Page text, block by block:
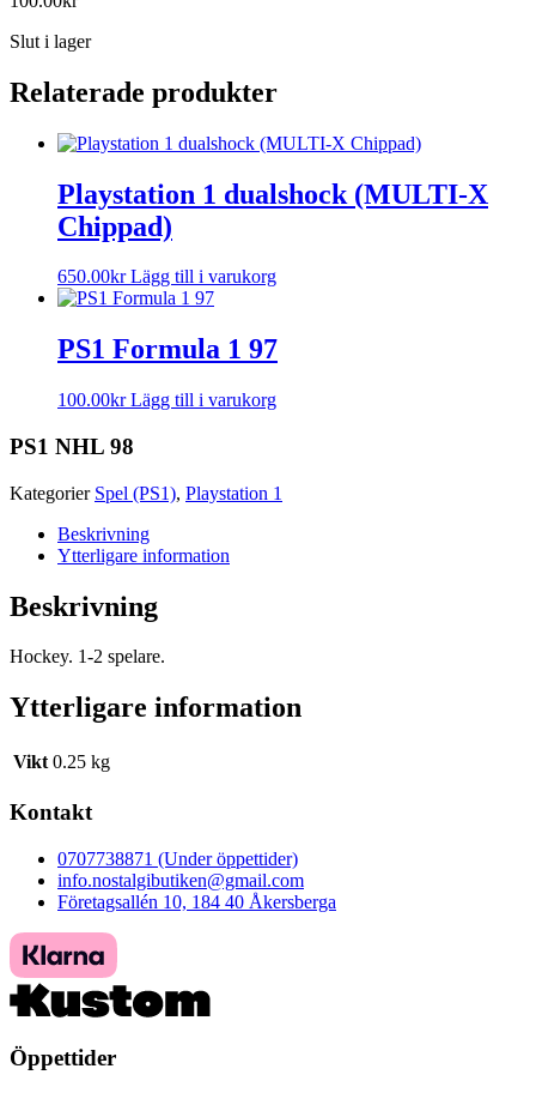
Slut i lager
Relaterade produkter
Playstation 1 dualshock (MULTI-X
Chippad)
650.00kr Lägg till i varukorg
PS1 Formula 1 97
100.00kr Lägg till i varukorg
PS1 NHL 98
Kategorier Spel (PS1), Playstation 1
Beskrivning
Ytterligare information
Beskrivning
Hockey. 1-2 spelare.
Ytterligare information
Vikt 0.25 kg
Kontakt
0707738871 (Under öppettider)
info.nostalgibutiken@gmail.com
Företagsallén 10, 184 40 Åkersberga
Öppettider